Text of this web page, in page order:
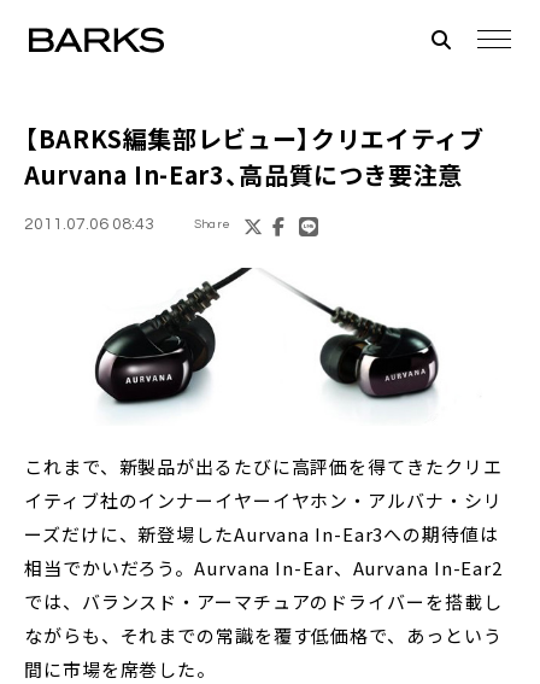
【BARKS編集部レビュー】クリエイティブ
Aurvana In-Ear3、高品質につき要注意
2011.07.06 08:43 Share
これまで、新製品が出るたびに高評価を得てきたクリエ
イティブ社のインナーイヤーイヤホン・アルバナ・シリ
ーズだけに、新登場したAurvana In-Ear3への期待値は
相当でかいだろう。Aurvana In-Ear、Aurvana In-Ear2
では、バランスド・アーマチュアのドライバーを搭載し
ながらも、それまでの常識を覆す低価格で、あっという
間に市場を席巻した。